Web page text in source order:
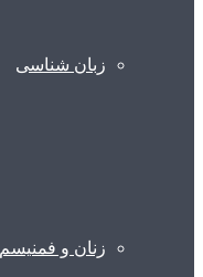
زبان شناسی
زنان و فمنیسم